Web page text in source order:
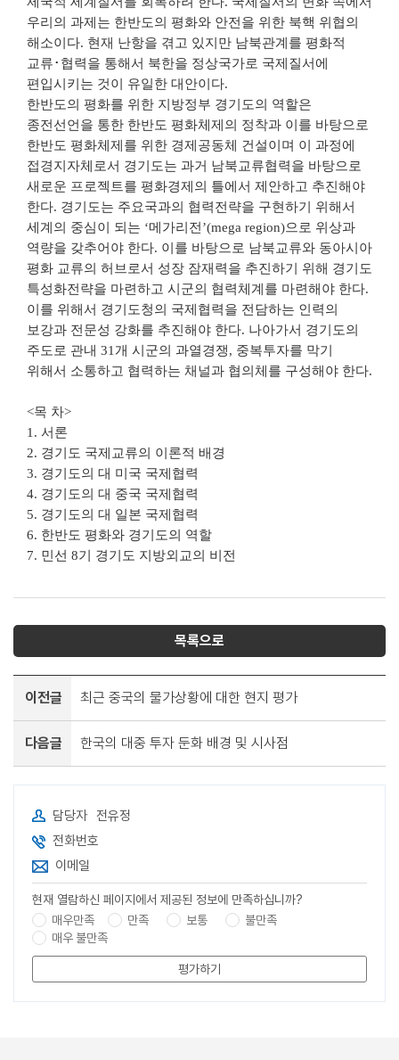
우리의 과제는 한반도의 평화와 안전을 위한 북핵 위협의
해소이다. 현재 난항을 겪고 있지만 남북관계를 평화적
교류･협력을 통해서 북한을 정상국가로 국제질서에
편입시키는 것이 유일한 대안이다.
한반도의 평화를 위한 지방정부 경기도의 역할은
종전선언을 통한 한반도 평화체제의 정착과 이를 바탕으로
한반도 평화체제를 위한 경제공동체 건설이며 이 과정에
접경지자체로서 경기도는 과거 남북교류협력을 바탕으로
새로운 프로젝트를 평화경제의 틀에서 제안하고 추진해야
한다. 경기도는 주요국과의 협력전략을 구현하기 위해서
세계의 중심이 되는 ‘메가리전’(mega region)으로 위상과
역량을 갖추어야 한다. 이를 바탕으로 남북교류와 동아시아
평화 교류의 허브로서 성장 잠재력을 추진하기 위해 경기도
특성화전략을 마련하고 시군의 협력체계를 마련해야 한다.
이를 위해서 경기도청의 국제협력을 전담하는 인력의
보강과 전문성 강화를 추진해야 한다. 나아가서 경기도의
주도로 관내 31개 시군의 과열경쟁, 중복투자를 막기
위해서 소통하고 협력하는 채널과 협의체를 구성해야 한다.
<목 차>
1. 서론
2. 경기도 국제교류의 이론적 배경
3. 경기도의 대 미국 국제협력
4. 경기도의 대 중국 국제협력
5. 경기도의 대 일본 국제협력
6. 한반도 평화와 경기도의 역할
7. 민선 8기 경기도 지방외교의 비전
목록으로
이전글 최근 중국의 물가상황에 대한 현지 평가
다음글 한국의 대중 투자 둔화 배경 및 시사점
담당자 전유정
전화번호
이메일
현재 열람하신 페이지에서 제공된 정보에 만족하십니까?
매우만족
만족 보통
불만족
매우 불만족
평가하기